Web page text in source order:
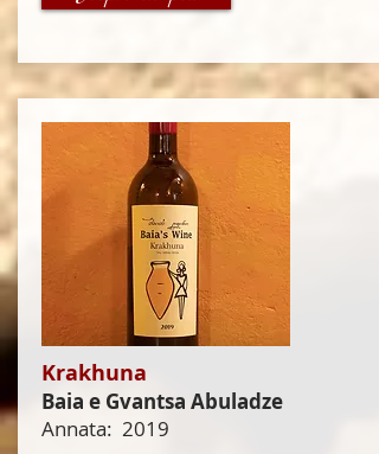
Krakhuna
Baia e Gvantsa Abuladze
Annata: 2019